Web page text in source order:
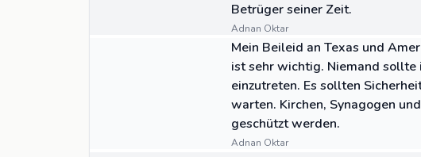
Betrüger seiner Zeit.
Adnan Oktar
Mein Beileid an Texas und
ist sehr wichtig. Niemand sollte
einzutreten. Es sollten
warten. Kirchen, Synagogen
geschützt werden.
Adnan Oktar